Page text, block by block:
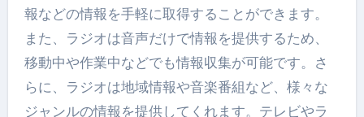
報などの情報を手軽に取得することができます。
また、ラジオは音声だけで情報を提供するため、
移動中や作業中などでも情報収集が可能です。さ
らに、ラジオは地域情報や音楽番組など、様々な
ジャンルの情報を提供してくれます。テレビやラ